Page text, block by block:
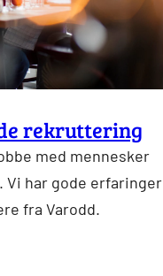
rekruttering
med mennesker
Vi har gode erfaringer
fra Varodd.